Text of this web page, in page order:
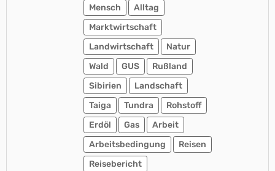
Mensch
Alltag
Marktwirtschaft
Landwirtschaft
Natur
Wald
GUS
Rußland
Sibirien
Landschaft
Taiga
Tundra
Rohstoff
Erdöl
Gas
Arbeit
Arbeitsbedingung
Reisen
Reisebericht